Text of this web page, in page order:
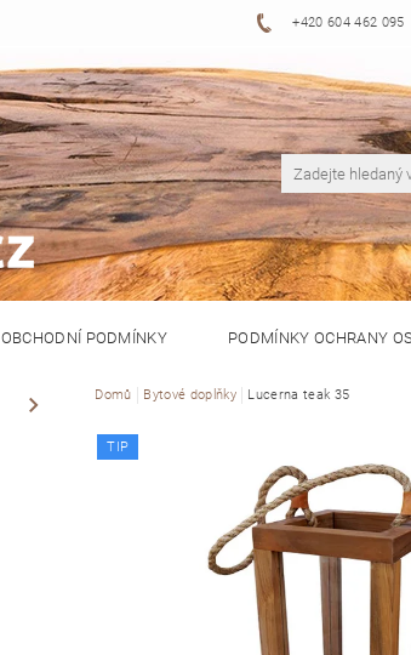
+420 604 462 095
OBCHODNÍ PODMÍNKY PODMÍNKY OCHRANY
Domů Bytové doplňky Lucerna teak 35
TIP